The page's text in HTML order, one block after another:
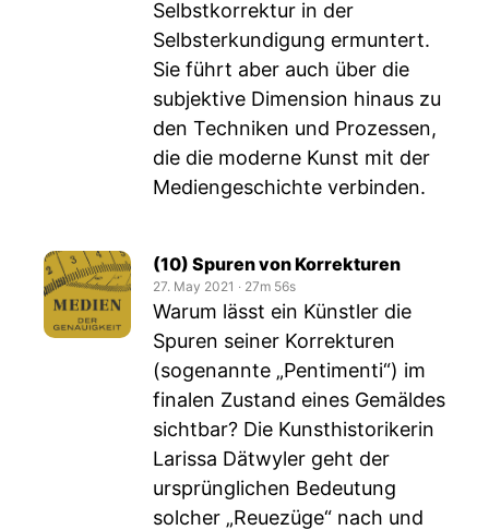
Selbstkorrektur in der
Selbsterkundigung ermuntert.
Sie führt aber auch über die
subjektive Dimension hinaus zu
den Techniken und Prozessen,
die die moderne Kunst mit der
Mediengeschichte verbinden.
(10) Spuren von Korrekturen
27. May 2021 ‧ 27m 56s
Warum lässt ein Künstler die
Spuren seiner Korrekturen
(sogenannte „Pentimenti“) im
finalen Zustand eines Gemäldes
sichtbar? Die Kunsthistorikerin
Larissa Dätwyler geht der
ursprünglichen Bedeutung
solcher „Reuezüge“ nach und